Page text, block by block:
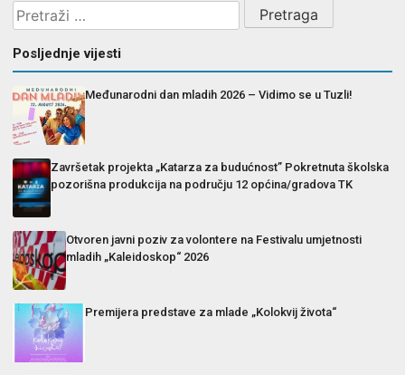
Posljednje vijesti
Međunarodni dan mladih 2026 – Vidimo se u Tuzli!
Završetak projekta „Katarza za budućnost” Pokretnuta školska
pozorišna produkcija na području 12 općina/gradova TK
Otvoren javni poziv za volontere na Festivalu umjetnosti
mladih „Kaleidoskop“ 2026
Premijera predstave za mlade „Kolokvij života“